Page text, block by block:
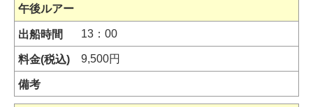
午後ルアー
13：00
9,500円